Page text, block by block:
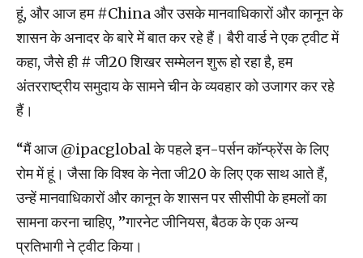
हूं, और आज हम #China और उसके मानवाधिकारों और कानून के
शासन के अनादर के बारे में बात कर रहे हैं। बैरी वार्ड ने एक ट्वीट में
कहा, जैसे ही # जी20 शिखर सम्मेलन शुरू हो रहा है, हम
अंतरराष्ट्रीय समुदाय के सामने चीन के व्यवहार को उजागर कर रहे
हैं।
“मैं आज @ipacglobal के पहले इन-पर्सन कॉन्फ्रेंस के लिए
रोम में हूं। जैसा कि विश्व के नेता जी20 के लिए एक साथ आते हैं,
उन्हें मानवाधिकारों और कानून के शासन पर सीसीपी के हमलों का
सामना करना चाहिए, ”गारनेट जीनियस, बैठक के एक अन्य
प्रतिभागी ने ट्वीट किया।